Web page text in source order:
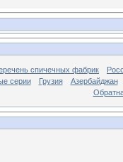
спичечных фабрик
серии Грузия
Азербайджан